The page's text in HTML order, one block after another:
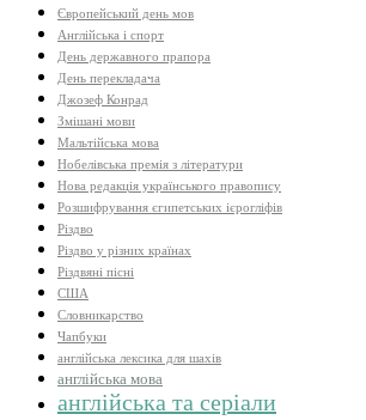
Європейський день мов
Англійська і спорт
День державного прапора
День перекладача
Джозеф Конрад
Змішані мови
Мальтійська мова
Нобелівська премія з літератури
Нова редакція українського правопису
Розшифрування єгипетських ієрогліфів
Різдво
Різдво у різних країнах
Різдвяні пісні
США
Словникарство
Чапбуки
англійська лексика для шахів
англійська мова
англійська та серіали